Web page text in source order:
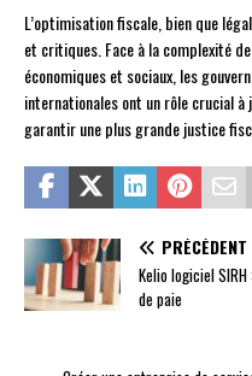
L’optimisation fiscale, bien que
et critiques. Face à la complexité
économiques et sociaux, les
internationales ont un rôle crucial
garantir une plus grande justice
PRÉCÉDENT
Kelio logiciel
de paie